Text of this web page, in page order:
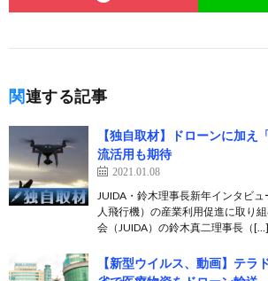
関連する記事
【独自取材】ドローンに加え
流活用も期待
2021.01.08
JUIDA・鈴木理事長新年インタビ
人飛行機）の産業利用促進に取り
会（JUIDA）の鈴木真二理事長（[…]
【新型ウイルス、動画】テラ